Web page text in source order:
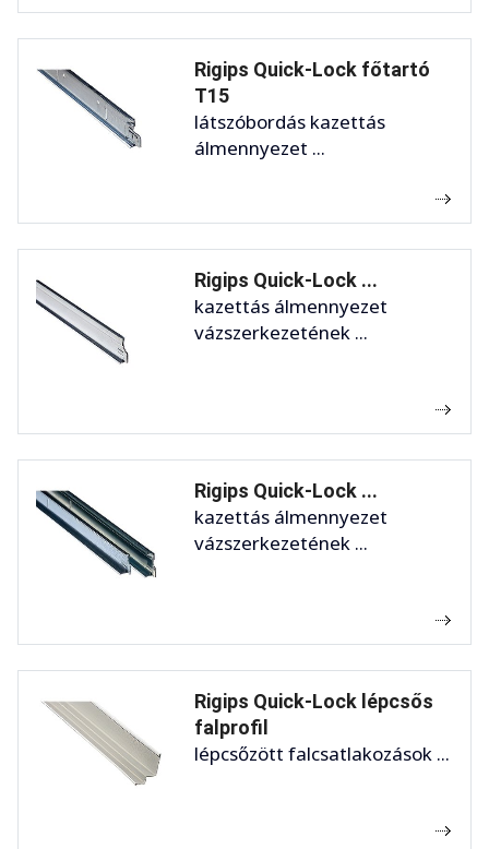
Rigips Quick-Lock főtartó
T15
látszóbordás kazettás
álmennyezet ...
Rigips Quick-Lock ...
kazettás álmennyezet
vázszerkezetének ...
Rigips Quick-Lock ...
kazettás álmennyezet
vázszerkezetének ...
Rigips Quick-Lock lépcsős
falprofil
lépcsőzött falcsatlakozások ...